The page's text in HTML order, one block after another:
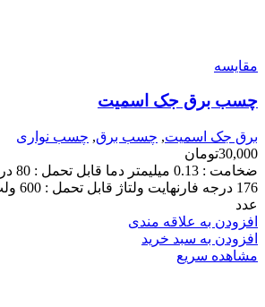
مقایسه
چسب برق جک اسمیت
برق جک اسمیت, چسب برق, چسب نواری
30,000تومان
عدد
افزودن به علاقه مندی
افزودن به سبد خرید
مشاهده سریع